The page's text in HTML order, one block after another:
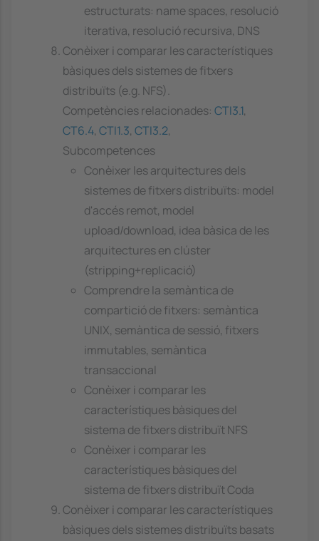
estructurats: name spaces, resolució
iterativa, resolució recursiva, DNS
Conèixer i comparar les característiques
bàsiques dels sistemes de fitxers
distribuïts (e.g. NFS).
Competències relacionades: CTI3.1,
CT6.4, CTI1.3, CTI3.2,
Subcompetences
Conèixer les arquitectures dels
sistemes de fitxers distribuïts: model
d'accés remot, model
upload/download, idea bàsica de les
arquitectures en clúster
(stripping+replicació)
Comprendre la semàntica de
compartició de fitxers: semàntica
UNIX, semàntica de sessió, fitxers
immutables, semàntica
transaccional
Conèixer i comparar les
característiques bàsiques del
sistema de fitxers distribuït NFS
Conèixer i comparar les
característiques bàsiques del
sistema de fitxers distribuït Coda
Conèixer i comparar les característiques
bàsiques dels sistemes distribuïts basats